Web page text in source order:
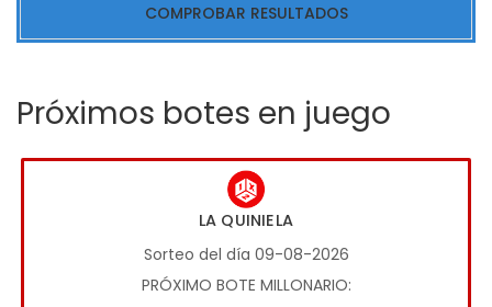
COMPROBAR RESULTADOS
Próximos botes en juego
LA QUINIELA
Sorteo del día 09-08-2026
PRÓXIMO BOTE MILLONARIO: